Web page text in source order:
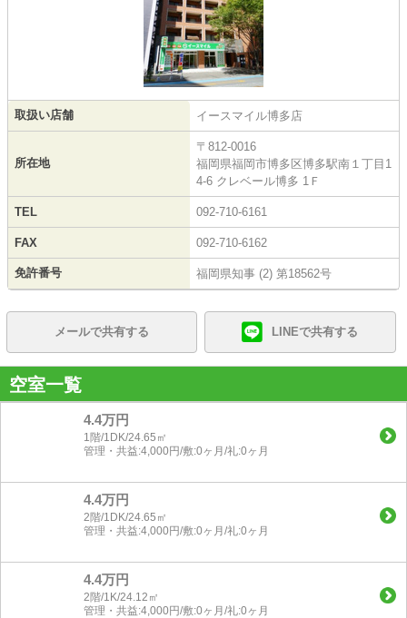
取扱い店舗 イースマイル博多店
所在地
〒812-0016
福岡県福岡市博多区博多駅南１丁目1
4-6 クレベール博多 1Ｆ
TEL 092-710-6161
FAX 092-710-6162
免許番号 福岡県知事 (2) 第18562号
メールで共有する LINEで共有する
空室一覧
4.4万円
1階/1DK/24.65㎡
管理・共益:4,000円/敷:0ヶ月/礼:0ヶ月
4.4万円
2階/1DK/24.65㎡
管理・共益:4,000円/敷:0ヶ月/礼:0ヶ月
4.4万円
2階/1K/24.12㎡
管理・共益:4,000円/敷:0ヶ月/礼:0ヶ月